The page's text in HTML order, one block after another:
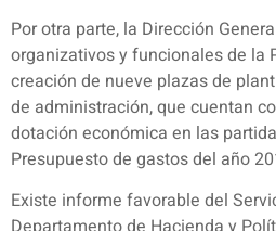
Por otra parte, la Dirección
organizativos y funcionales de la
creación de nueve plazas de
de administración, que cuentan
dotación económica en las
Presupuesto de gastos del año
Existe informe favorable del